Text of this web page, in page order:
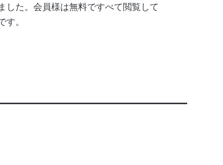
した。会員様は無料ですべて閲覧して
す。